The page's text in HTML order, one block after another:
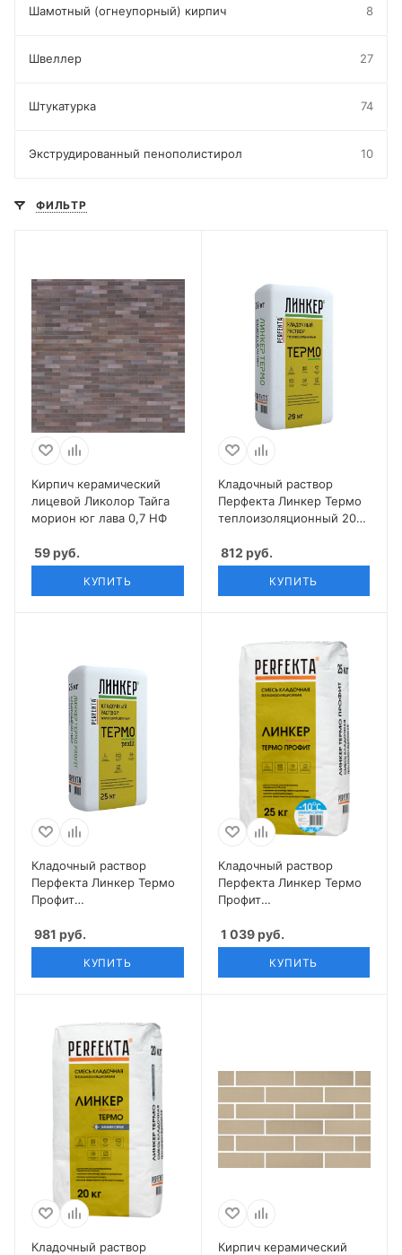
Шамотный (огнеупорный) кирпич 8
Швеллер 27
Штукатурка 74
Экструдированный пенополистирол 10
ФИЛЬТР
Кирпич керамический
лицевой Ликолор Тайга
морион юг лава 0,7 НФ
59руб.
КУПИТЬ
Кладочный раствор
Перфекта Линкер Термо
теплоизоляционный 20
812 руб.
КУПИТЬ
Кладочный раствор
Перфекта Линкер Термо
Профит
кг
981 руб.
КУПИТЬ
Кладочный раствор
Перфекта Линкер Термо
Профит
зимняя 25 кг
1 039руб.
КУПИТЬ
Кладочный раствор
Кирпич керамический